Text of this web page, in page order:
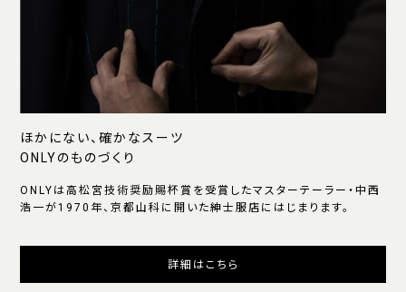
ほかにない、確かなスーツ
ONLYのものづくり
ONLYは高松宮技術奨励賜杯賞を受賞したマスターテーラー・中西
浩一が1970年、京都山科に開いた紳士服店にはじまります。
詳細はこちら